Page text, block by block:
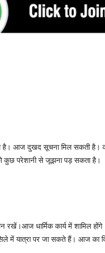
है। आज दुखद सूचना मिल सकती है।
कुछ परेशानी से जूझना पड़ सकता है।
धार्मिक कार्य में शामिल होंगे।
में यात्रा पर जा सकते हैं। आज का